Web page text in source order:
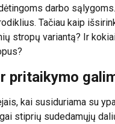
darbo
Tačiau kaip
stropų variantą? Ir
pritaikymo
kai susiduriama su
stiprių sudedamųjų